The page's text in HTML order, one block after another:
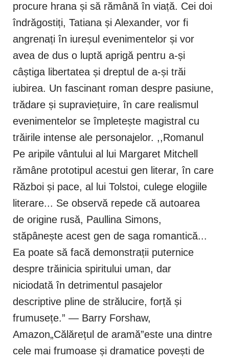
procure hrana și să rămână în viață. Cei doi
îndrăgostiți, Tatiana și Alexander, vor fi
angrenați în iureșul evenimentelor și vor
avea de dus o luptă aprigă pentru a-și
câștiga libertatea și dreptul de a-și trăi
iubirea. Un fascinant roman despre pasiune,
trădare și supraviețuire, în care realismul
evenimentelor se împletește magistral cu
trăirile intense ale personajelor. ,,Romanul
Pe aripile vântului al lui Margaret Mitchell
rămâne prototipul acestui gen literar, în care
Război și pace, al lui Tolstoi, culege elogiile
literare... Se observă repede că autoarea
de origine rusă, Paullina Simons,
stăpânește acest gen de saga romantică...
Ea poate să facă demonstrații puternice
despre trăinicia spiritului uman, dar
niciodată în detrimentul pasajelor
descriptive pline de strălucire, forță și
frumusețe.” — Barry Forshaw,
Amazon„Călărețul de aramă”este una dintre
cele mai frumoase și dramatice povești de